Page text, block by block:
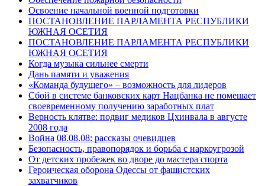
Освоение начальной военной подготовки
ПОСТАНОВЛЕНИЕ ПАРЛАМЕНТА РЕСПУБЛИКИ
ЮЖНАЯ ОСЕТИЯ
ПОСТАНОВЛЕНИЕ ПАРЛАМЕНТА РЕСПУБЛИКИ
ЮЖНАЯ ОСЕТИЯ
Когда музыка сильнее смерти
Дань памяти и уважения
«Команда будущего» – возможность для лидеров
Сбой в системе банковских карт Нацбанка не помешает
своевременному получению заработных плат
Верность клятве: подвиг медиков Цхинвала в августе
2008 года
Война 08.08.08: рассказы очевидцев
Безопасность, правопорядок и борьба с наркоугрозой
От детских пробежек во дворе до мастера спорта
Героическая оборона Одессы от фашистских
захватчиков